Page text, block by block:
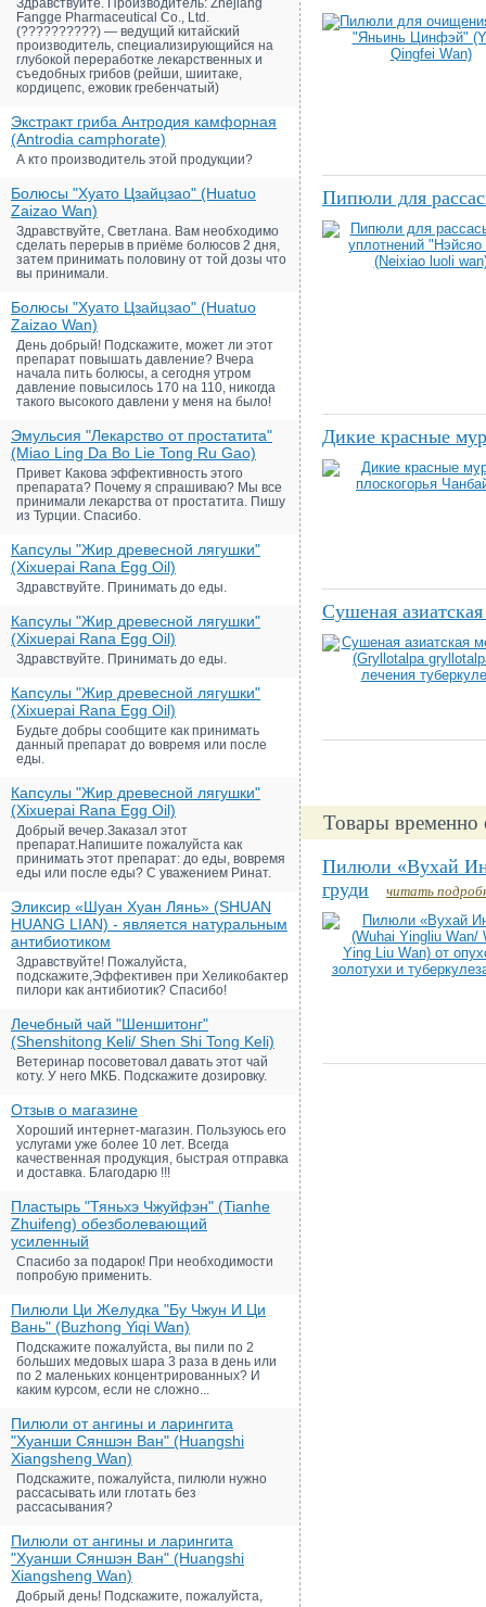
Здравствуйте. Производитель: Zhejiang
Fangge Pharmaceutical Co., Ltd.
(??????????) — ведущий китайский
производитель, специализирующийся на
глубокой переработке лекарственных и
съедобных грибов (рейши, шиитаке,
кордицепс, ежовик гребенчатый)
Экстракт гриба Антродия камфорная
(Antrodia camphorate)
А кто производитель этой продукции?
Болюсы "Хуато Цзайцзао" (Huatuo
Zaizao Wan)
Здравствуйте, Светлана. Вам необходимо
сделать перерыв в приёме болюсов 2 дня,
затем принимать половину от той дозы что
вы принимали.
Болюсы "Хуато Цзайцзао" (Huatuo
Zaizao Wan)
День добрый! Подскажите, может ли этот
препарат повышать давление? Вчера
начала пить болюсы, а сегодня утром
давление повысилось 170 на 110, никогда
такого высокого давлени у меня на было!
Эмульсия "Лекарство от простатита"
(Miao Ling Da Bo Lie Tong Ru Gao)
Привет Какова эффективность этого
препарата? Почему я спрашиваю? Мы все
принимали лекарства от простатита. Пишу
из Турции. Спасибо.
Капсулы "Жир древесной лягушки"
(Xixuepai Rana Egg Oil)
Здравствуйте. Принимать до еды.
Капсулы "Жир древесной лягушки"
(Xixuepai Rana Egg Oil)
Здравствуйте. Принимать до еды.
Капсулы "Жир древесной лягушки"
(Xixuepai Rana Egg Oil)
Будьте добры сообщите как принимать
данный препарат до вовремя или после
еды.
Капсулы "Жир древесной лягушки"
(Xixuepai Rana Egg Oil)
Добрый вечер.Заказал этот
препарат.Напишите пожалуйста как
принимать этот препарат: до еды, вовремя
еды или после еды? С уважением Ринат.
Эликсир «Шуан Хуан Лянь» (SHUAN
HUANG LIAN) - является натуральным
антибиотиком
Здравствуйте! Пожалуйста,
подскажите,Эффективен при Хеликобактер
пилори как антибиотик? Спасибо!
Лечебный чай "Шеншитонг"
(Shenshitong Keli/ Shen Shi Tong Keli)
Ветеринар посоветовал давать этот чай
коту. У него МКБ. Подскажите дозировку.
Отзыв о магазине
Хороший интернет-магазин. Пользуюсь его
услугами уже более 10 лет. Всегда
качественная продукция, быстрая отправка
и доставка. Благодарю !!!
Пластырь "Тяньхэ Чжуйфэн" (Tianhe
Zhuifeng) обезболевающий
усиленный
Спасибо за подарок! При необходимости
попробую применить.
Пилюли Ци Желудка "Бу Чжун И Ци
Вань" (Buzhong Yiqi Wan)
Подскажите пожалуйста, вы пили по 2
больших медовых шара 3 раза в день или
по 2 маленьких концентрированных? И
каким курсом, если не сложно...
Пилюли от ангины и ларингита
"Хуанши Сяншэн Ван" (Huangshi
Xiangsheng Wan)
Подскажите, пожалуйста, пилюли нужно
рассасывать или глотать без
рассасывания?
Пилюли от ангины и ларингита
"Хуанши Сяншэн Ван" (Huangshi
Xiangsheng Wan)
Добрый день! Подскажите, пожалуйста,
Пипюли для
Дикие красные
Сушеная
Товары
Пилюли «Вухай
груди
читать